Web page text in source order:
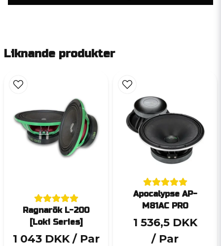
Liknande produkter
Ragnarök L-200
[Loki Series]
1 043 DKK / Par
Apocalypse AP-
M81AC PRO
1 536,5 DKK
/ Par